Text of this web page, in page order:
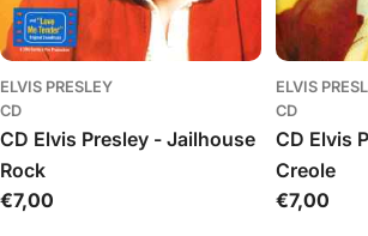
ELVIS PRESLEY
CD
CD Elvis Presley - Jailhouse
Rock
Įprasta
€7,00
ELVIS
CD
CD Elvis
Creole
Įprasta
€7,00